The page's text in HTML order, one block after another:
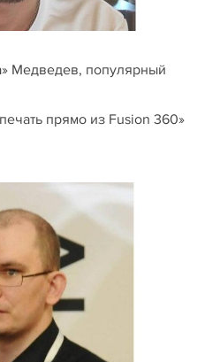
Медведев, популярный
прямо из Fusion 360»